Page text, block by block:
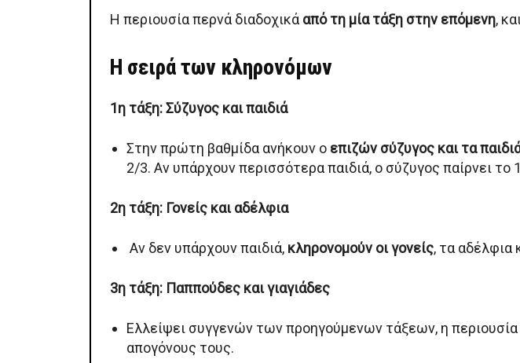
Η περιουσία περνά διαδοχικά από τη μία τάξη στην επόμενη,
Η σειρά των κληρονόμων
1η τάξη: Σύζυγος και παιδιά
Στην πρώτη βαθμίδα ανήκουν ο επιζών σύζυγος και τα
2/3. Αν υπάρχουν περισσότερα παιδιά, ο σύζυγος παίρνει
2η τάξη: Γονείς και αδέλφια
Αν δεν υπάρχουν παιδιά, κληρονομούν οι γονείς, τα αδέλφια
3η τάξη: Παππούδες και γιαγιάδες
Ελλείψει συγγενών των προηγούμενων τάξεων, η
απογόνους τους.